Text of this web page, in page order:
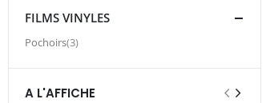
FILMS VINYLES
Pochoirs 3article
A L'AFFICHE